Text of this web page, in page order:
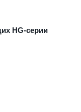
HG-серии